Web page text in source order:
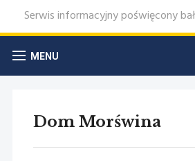
Serwis informacyjny poświęcony
MENU
Dom Morświna